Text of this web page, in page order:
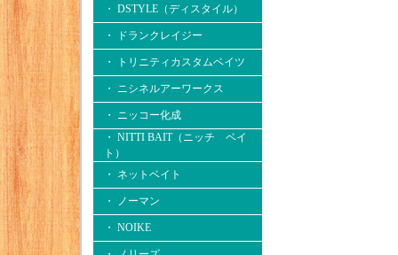
・ DSTYLE（ディスタイル）
・ ドランクレイジー
・ トリニティカスタムベイツ
・ ニシネルアーワークス
・ ニッコー化成
・ NITTI BAIT（ニッチ ベイ
ト）
・ ネットベイト
・ ノーマン
・ NOIKE